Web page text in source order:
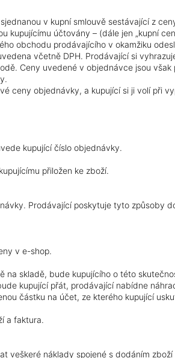
v kupní smlouvě sestávající z
kupujícímu účtovány – (dále jen „kupní
obchodu prodávajícího v okamžiku
včetně DPH. Prodávající si
Ceny uvedené v objednávce jsou však
ceny objednávky, a kupující si ji volí při
kupující číslo objednávky.
přiložen ke zboží.
Prodávající poskytuje tyto způsoby
v e-shop.
na skladě, bude kupujícího o této
kupující přát, prodávající nabídne
částku na účet, ze kterého kupující
a faktura.
veškeré náklady spojené s dodáním zboží